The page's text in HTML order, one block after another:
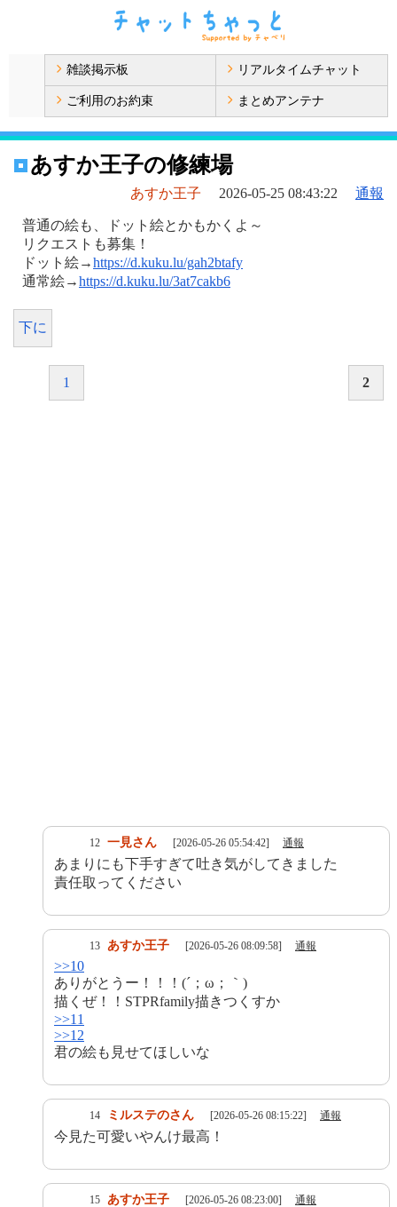
雑談掲示板 リアルタイムチャット
ご利用のお約束 まとめアンテナ
あすか王子の修練場
あすか王子 2026-05-25 08:43:22 通報
普通の絵も、ドット絵とかもかくよ～
リクエストも募集！
ドット絵→https://d.kuku.lu/gah2btafy
通常絵→https://d.kuku.lu/3at7cakb6
下に
1 2
12 一見さん [2026-05-26 05:54:42] 通報
あまりにも下手すぎて吐き気がしてきました
責任取ってください
13 あすか王子 [2026-05-26 08:09:58] 通報
>>10
ありがとうー！！！(´；ω；｀)
描くぜ！！STPRfamily描きつくすか
>>11
>>12
君の絵も見せてほしいな
14 ミルステのさん [2026-05-26 08:15:22] 通報
今見た可愛いやんけ最高！
15 あすか王子 [2026-05-26 08:23:00] 通報